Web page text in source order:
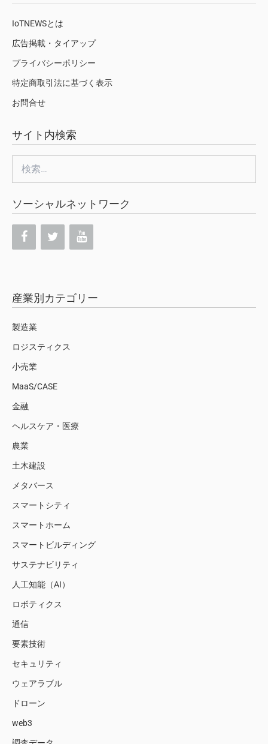
IoTNEWSとは
広告掲載・タイアップ
プライバシーポリシー
特定商取引法に基づく表示
お問合せ
サイト内検索
索:
ソーシャルネットワーク
産業別カテゴリー
製造業
ロジスティクス
小売業
MaaS/CASE
金融
ヘルスケア・医療
農業
土木建設
メタバース
スマートシティ
スマートホーム
スマートビルディング
サステナビリティ
人工知能（AI）
ロボティクス
通信
要素技術
セキュリティ
ウェアラブル
ドローン
web3